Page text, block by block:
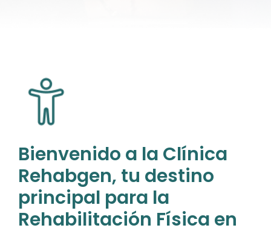
Bienvenido a la Clínica
Rehabgen, tu destino
principal para la
Rehabilitación Física en